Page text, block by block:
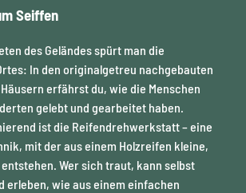
Seiffen
des Geländes spürt man die
In den originalgetreu nachgebauten
erfährst du, wie die Menschen
gelebt und gearbeitet haben.
ist die Reifendrehwerkstatt – eine
mit der aus einem Holzreifen kleine,
Wer sich traut, kann selbst
erleben, wie aus einem einfachen